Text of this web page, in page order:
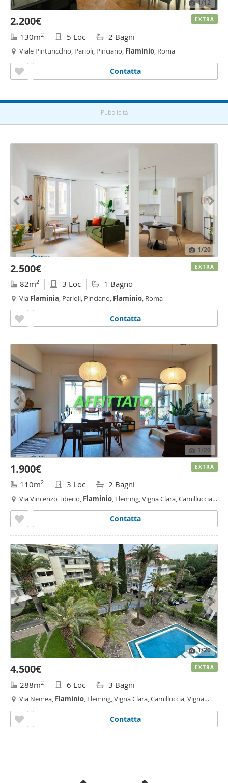
1 /12
2.200€
130m2 5 Loc 2 Bagni
Viale Pinturicchio, Parioli, Pinciano, Flaminio, Roma
Contatta
EXTRA
Pubblicità
1/20
2.500€
82m2 3 Loc 1 Bagno
Via Flaminia, Parioli, Pinciano, Flaminio, Roma
Contatta
EXTRA
1/20
1.900€
110m2 3 Loc 2 Bagni
Via Vincenzo Tiberio, Flaminio, Fleming, Vigna Clara, Camilluccia,
Contatta
EXTRA
1/20
4.500€
288m2 6 Loc 3 Bagni
Via Nemea, Flaminio, Fleming, Vigna Clara, Camilluccia, Vigna
Contatta
EXTRA